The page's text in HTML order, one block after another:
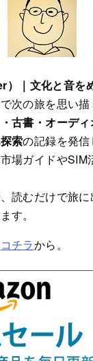
）｜文化と音を
次の旅を思い描
古書・オーディ
索の記録を発信
場ガイドやSIM
読むだけで旅
す。
コチラから。